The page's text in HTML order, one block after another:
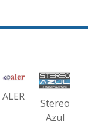
ALER
Stereo
Azul